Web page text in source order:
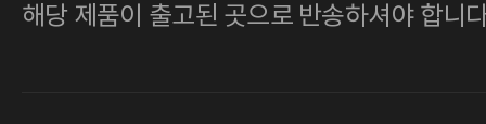
해당 제품이 출고된 곳으로 반송하셔야 합니